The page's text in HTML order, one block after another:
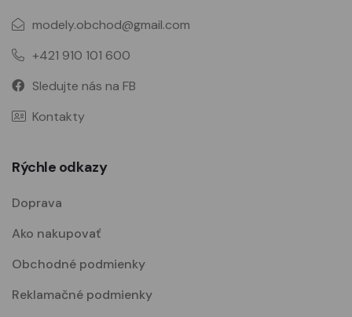
modely.obchod@gmail.com
+421 910 101 600
Sledujte nás na FB
Kontakty
Rýchle odkazy
Doprava
Ako nakupovať
Obchodné podmienky
Reklamačné podmienky